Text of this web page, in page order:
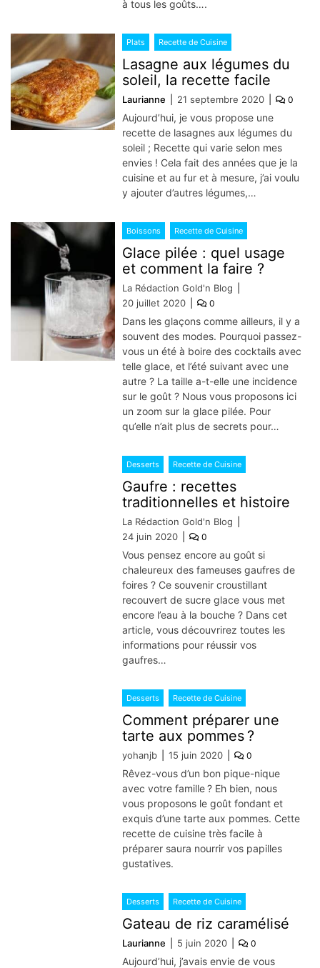
à tous les goûts….
Plats Recette de Cuisine
Lasagne aux légumes du
soleil, la recette facile
Laurianne 21 septembre 2020 0
Aujourd’hui, je vous propose une
recette de lasagnes aux légumes du
soleil ; Recette qui varie selon mes
envies ! Cela fait des années que je la
cuisine et au fur et à mesure, j’ai voulu
y ajouter d’autres légumes,…
Boissons Recette de Cuisine
Glace pilée : quel usage
et comment la faire ?
La Rédaction Gold'n Blog
20 juillet 2020
0
Dans les glaçons comme ailleurs, il y a
souvent des modes. Pourquoi passez-
vous un été à boire des cocktails avec
telle glace, et l’été suivant avec une
autre ? La taille a-t-elle une incidence
sur le goût ? Nous vous proposons ici
un zoom sur la glace pilée. Pour
qu’elle n’ait plus de secrets pour…
Desserts Recette de Cuisine
Gaufre : recettes
traditionnelles et histoire
La Rédaction Gold'n Blog
24 juin 2020
0
Vous pensez encore au goût si
chaleureux des fameuses gaufres de
foires ? Ce souvenir croustillant
recouvert de sucre glace vous met
encore l’eau à la bouche ? Dans cet
article, vous découvrirez toutes les
informations pour réussir vos
gaufres…
Desserts Recette de Cuisine
Comment préparer une
tarte aux pommes ?
yohanjb 15 juin 2020 0
Rêvez-vous d’un bon pique-nique
avec votre famille ? Eh bien, nous
vous proposons le goût fondant et
exquis d’une tarte aux pommes. Cette
recette de cuisine très facile à
préparer saura nourrir vos papilles
gustatives.
Desserts Recette de Cuisine
Gateau de riz caramélisé
Laurianne 5 juin 2020 0
Aujourd’hui, j’avais envie de vous